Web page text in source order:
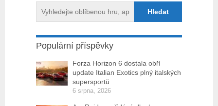
Populární příspěvky
Forza Horizon 6 dostala obří
update Italian Exotics plný italských
supersportů
6 srpna, 2026